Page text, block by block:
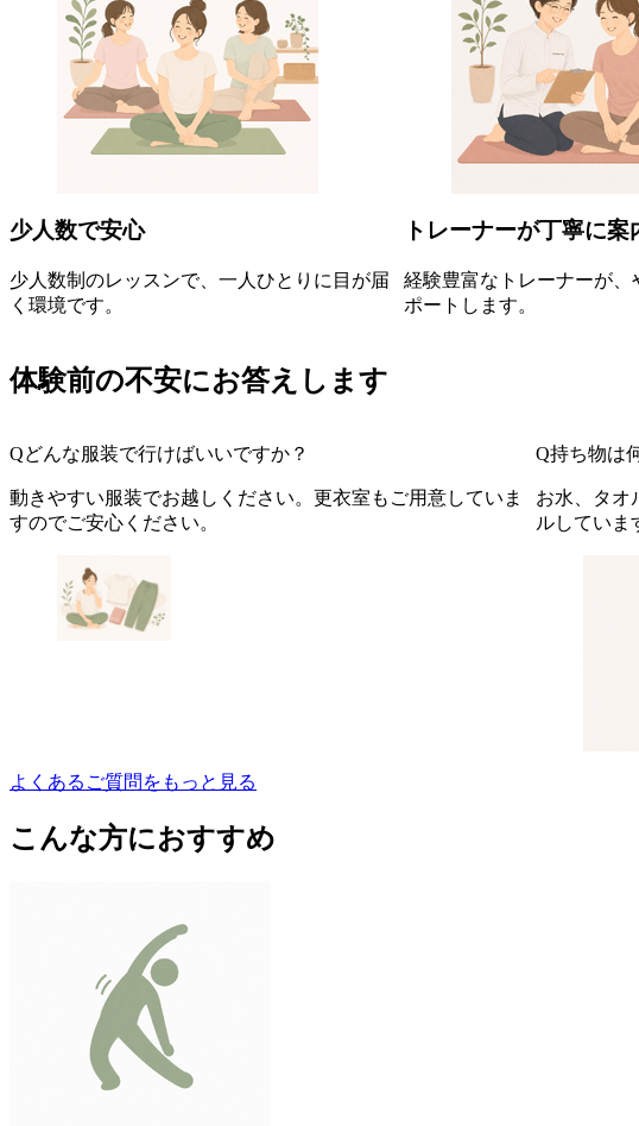
少人数で安心
少人数制のレッスンで、一人ひとりに目が届
く環境です。
トレーナーが丁寧に案
経験豊富なトレーナーが、
ポートします。
体験前の不安にお答えします
Qどんな服装で行けばいいですか？
動きやすい服装でお越しください。更衣室もご用意していま
すのでご安心ください。
Q持ち物は
お水、タオ
ルしていま
よくあるご質問をもっと見る
こんな方におすすめ